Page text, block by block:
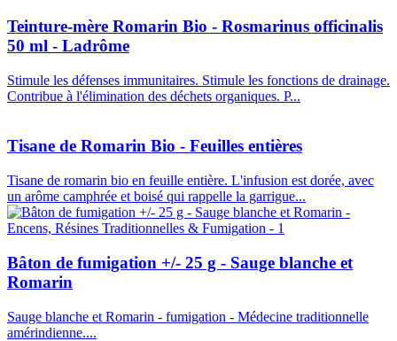
Teinture-mère Romarin Bio - Rosmarinus officinalis
50 ml - Ladrôme
Stimule les défenses immunitaires. Stimule les fonctions de drainage.
Contribue à l'élimination des déchets organiques. P...
Tisane de Romarin Bio - Feuilles entières
Tisane de romarin bio en feuille entière. L'infusion est dorée, avec
un arôme camphrée et boisé qui rappelle la garrigue...
Bâton de fumigation +/- 25 g - Sauge blanche et
Romarin
Sauge blanche et Romarin - fumigation - Médecine traditionnelle
amérindienne....